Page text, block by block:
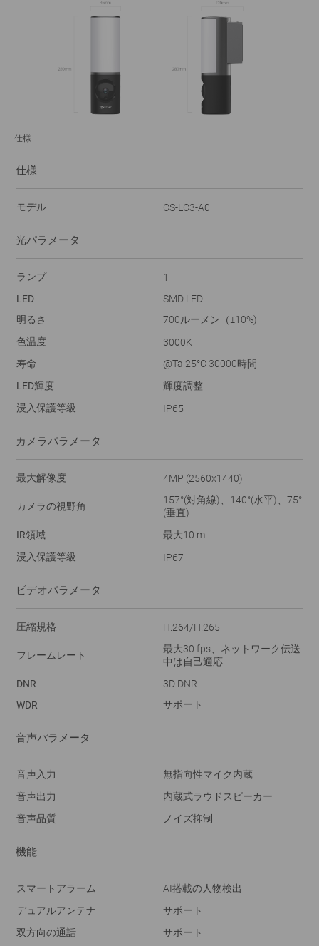
仕様
仕様
モデル CS-LC3-A0
光パラメータ
ランプ
1
LED
SMD LED
明るさ
700ルーメン（±10%)
色温度
3000K
寿命
@Ta 25°C 30000時間
LED輝度
輝度調整
浸入保護等級
IP65
カメラパラメータ
最大解像度 4MP (2560x1440)
カメラの視野角
157°(対角線)、140°(水平)、75°
(垂直)
IR領域
最大10 m
浸入保護等級
IP67
ビデオパラメータ
圧縮規格 H.264/H.265
フレームレート
最大30 fps、ネットワーク伝送
中は自己適応
DNR
3D DNR
WDR
サポート
音声パラメータ
音声入力
無指向性マイク内蔵
音声出力
内蔵式ラウドスピーカー
音声品質
ノイズ抑制
機能
スマートアラーム
AI搭載の人物検出
デュアルアンテナ
サポート
双方向の通話
サポート